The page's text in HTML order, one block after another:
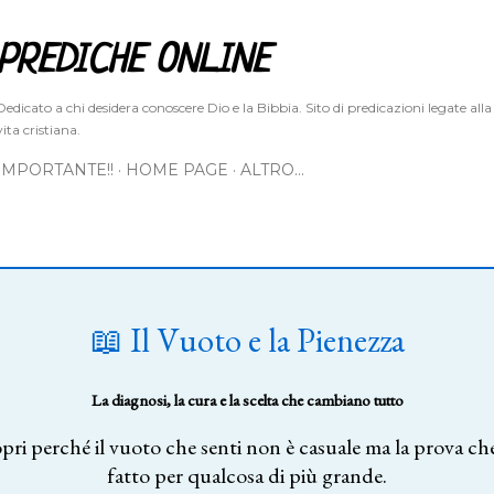
ONLINE
a chi desidera conoscere Dio e la Bibbia. Sito di predicazioni legate alla
cristiana.
HOME PAGE ALTRO…
📖 Il Vuoto e la Pienezza
La diagnosi, la cura e la scelta che cambiano tutto
perché il vuoto che senti non è casuale ma la prova
fatto per qualcosa di più grande.